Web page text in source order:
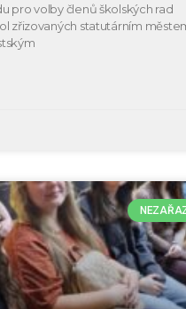
pro volby členů školských rad
zřizovaných statutárním